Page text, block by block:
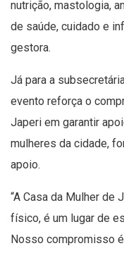
nutrição, mastologia,
de saúde, cuidado e
gestora.
Já para a
evento reforça o
Japeri em garantir
mulheres da cidade,
apoio.
“A Casa da Mulher de
físico, é um lugar de
Nosso compromisso